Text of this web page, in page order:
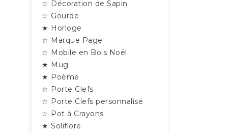
☆ Décoration de Sapin
☆ Gourde
★ Horloge
☆ Marque Page
☆ Mobile en Bois Noël
★ Mug
★ Poème
☆ Porte Clefs
☆ Porte Clefs personnalisé
☆ Pot à Crayons
★ Soliflore